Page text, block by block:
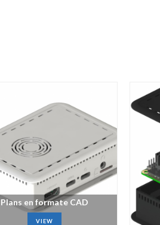
Plans en formate CAD
VIEW